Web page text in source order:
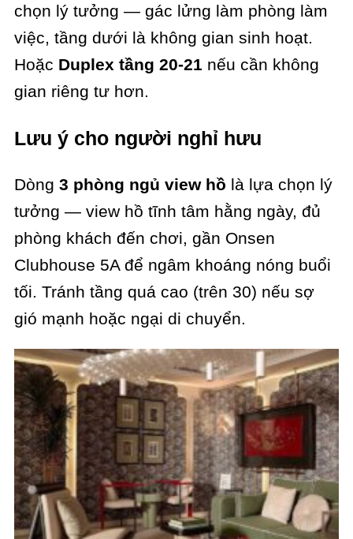
chọn lý tưởng — gác lửng làm phòng làm
việc, tầng dưới là không gian sinh hoạt.
Hoặc Duplex tầng 20-21 nếu cần không
gian riêng tư hơn.
Lưu ý cho người nghỉ hưu
Dòng 3 phòng ngủ view hồ là lựa chọn lý
tưởng — view hồ tĩnh tâm hằng ngày, đủ
phòng khách đến chơi, gần Onsen
Clubhouse 5A để ngâm khoáng nóng buổi
tối. Tránh tầng quá cao (trên 30) nếu sợ
gió mạnh hoặc ngại di chuyển.